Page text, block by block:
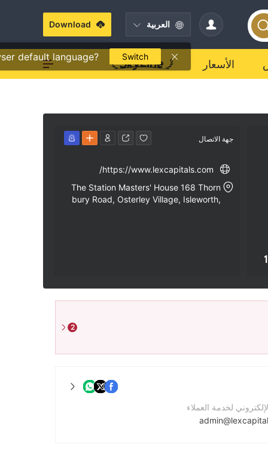
العربية
default language? Switch
Download
الأسعار
جهة الاتصال
https://www.lexcapitals.com/
The Station Masters' House 168 Thorn
bury Road, Osterley Village, Isleworth,
2
لخدمة العملاء